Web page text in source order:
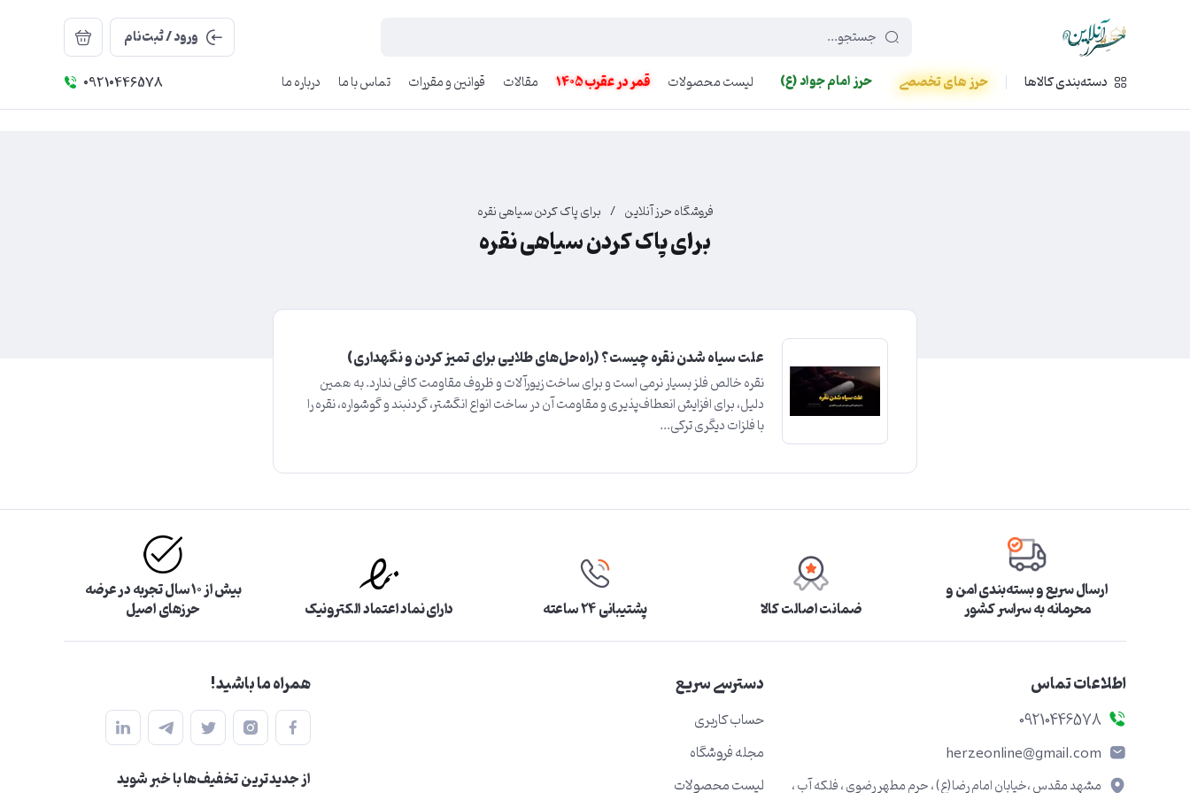
449f43cf-3da2-4422-bb12-2566cb5b8b05
ورود / ثبت‌نام
دسته‌بندی کالاها
حرز های تخصصی حرز امام جواد (ع) لیست محصولات قمر در عقرب 1405 مقالات قوانین و مقررات تماس با ما درباره ما 09210446578
فروشگاه حرز آنلاین / برای پاک کردن سیاهی نقره
برای پاک کردن سیاهی نقره
علت سیاه شدن نقره چیست؟ (راه‌حل‌های طلایی برای تمیز کردن و نگهداری)
نقره خالص فلز بسیار نرمی است و برای ساخت زیورآلات و ظروف مقاومت کافی ندارد. به همین
دلیل، برای افزایش انعطاف‌پذیری و مقاومت آن در ساخت انواع انگشتر، گردنبند و گوشواره، نقره را
با فلزات دیگری ترکی...
ارسال سریع و بسته‌بندی امن و
محرمانه به سراسر کشور ضمانت اصالت کالا پشتیبانی ۲۴ ساعته دارای نماد اعتماد الکترونیک
بیش از ۱۰ سال تجربه در عرضه
حرزهای اصیل
اطلاعات تماس
09210446578
herzeonline@gmail.com
مشهد مقدس ،خیابان امام رضا(ع) ، حرم مطهر رضوی ، فلکه آب ،
دسترسی سریع
حساب کاربری
مجله فروشگاه
لیست محصولات
همراه ما باشید!
از جدید‌ترین تخفیف‌ها با‌ خبر شوید